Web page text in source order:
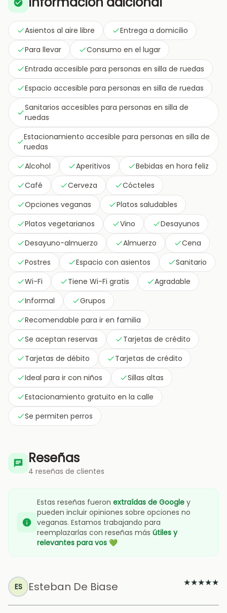
Asientos al aire libre
Entrega a domicilio
Para llevar
Consumo en el lugar
Entrada accesible para personas en silla de ruedas
Espacio accesible para personas en silla de ruedas
Sanitarios accesibles para personas en silla de
ruedas
Estacionamiento accesible para personas en silla de
ruedas
Alcohol
Aperitivos
Bebidas en hora feliz
Café
Cerveza
Cócteles
Opciones veganas
Platos saludables
Platos vegetarianos
Vino
Desayunos
Desayuno-almuerzo
Almuerzo
Cena
Postres
Espacio con asientos
Sanitario
Wi-Fi
Tiene Wi-Fi gratis
Agradable
Informal
Grupos
Recomendable para ir en familia
Se aceptan reservas
Tarjetas de crédito
Tarjetas de débito
Tarjetas de crédito
Ideal para ir con niños
Sillas altas
Estacionamiento gratuito en la calle
Se permiten perros
Reseñas
4 reseñas de clientes
Estas reseñas fueron extraídas de Google y
pueden incluir opiniones sobre opciones no
veganas. Estamos trabajando para
reemplazarlas con reseñas más útiles y
relevantes para vos 💚
ES Esteban De Biase ★★★★★